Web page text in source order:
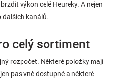
výkon celé Heureky. A nejen
dalších kanálů.
celý sortiment
rozpočet. Některé položky mají
pasivně dostupné a některé